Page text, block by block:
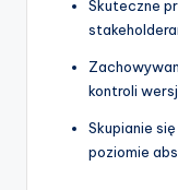
Skuteczne
kontroli
Skupianie się
poziomie